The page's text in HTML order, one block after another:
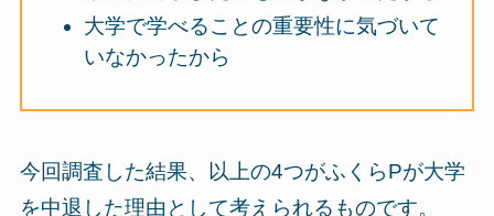
大学で学べることの重要性に気づいて
いなかったから
今回調査した結果、以上の4つがふくらPが大学
を中退した理由として考えられるものです。